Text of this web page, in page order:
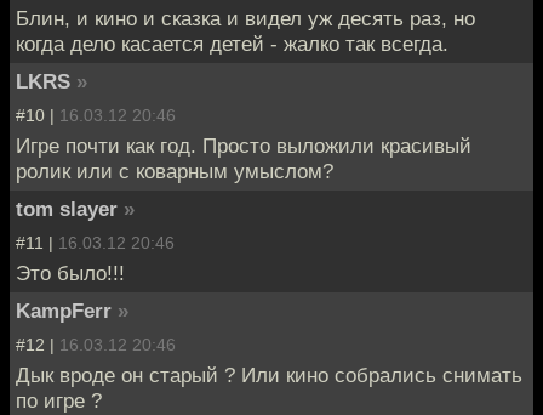
Блин, и кино и сказка и видел уж десять раз, но
когда дело касается детей - жалко так всегда.
LKRS »
#10 | 16.03.12 20:46
Игре почти как год. Просто выложили красивый
ролик или с коварным умыслом?
tom slayer »
#11 | 16.03.12 20:46
Это было!!!
KampFerr »
#12 | 16.03.12 20:46
Дык вроде он старый ? Или кино собрались снимать
по игре ?